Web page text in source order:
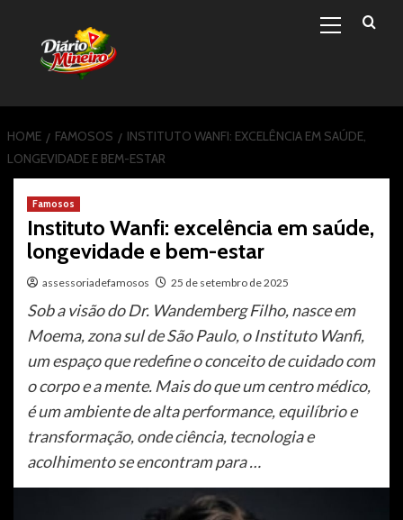
content
Menu
HOME FAMOSOS
INSTITUTO WANFI: EXCELÊNCIA EM SAÚDE,
LONGEVIDADE E BEM-ESTAR
Famosos
Instituto Wanfi: excelência em saúde,
longevidade e bem-estar
assessoriadefamosos 25 de setembro de 2025
Sob a visão do Dr. Wandemberg Filho, nasce em
Moema, zona sul de São Paulo, o Instituto Wanfi,
um espaço que redefine o conceito de cuidado com
o corpo e a mente. Mais do que um centro médico,
é um ambiente de alta performance, equilíbrio e
transformação, onde ciência, tecnologia e
acolhimento se encontram para …